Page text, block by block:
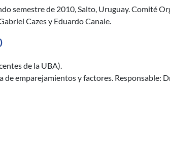
semestre de 2010, Salto, Uruguay. Comité
Cazes y Eduardo Canale.
de la UBA).
emparejamientos y factores. Responsable: